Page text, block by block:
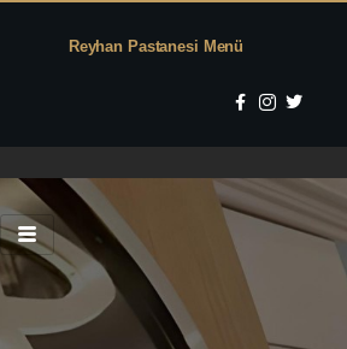
Reyhan Pastanesi Menü